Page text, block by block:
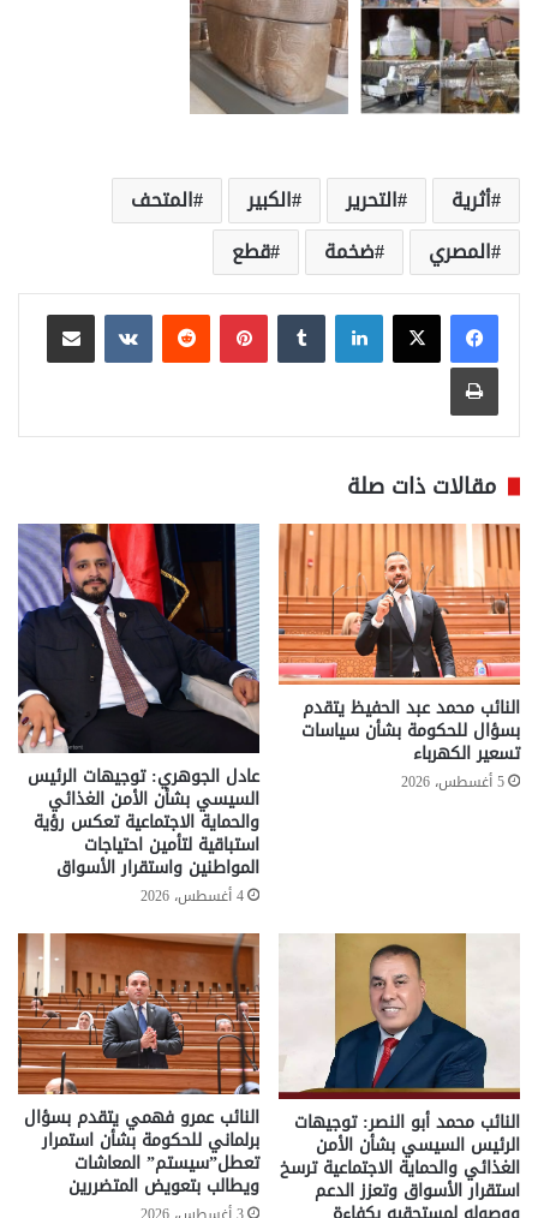
أثرية التحرير الكبير
المتحف
المصري
ضخمة قطع
لينكدإن بينتيريست
مشاركة عبر البريد
طباعة
مقالات ذات صلة
النائب محمد عبد الحفيظ يتقدم
بسؤال للحكومة بشأن سياسات
تسعير الكهرباء
5 أغسطس، 2026 عادل الجوهري: توجيهات الرئيس
السيسي بشأن الأمن الغذائي
والحماية الاجتماعية تعكس رؤية
استباقية لتأمين احتياجات
المواطنين واستقرار الأسواق
4 أغسطس، 2026
النائب محمد أبو النصر: توجيهات
الرئيس السيسي بشأن الأمن
الغذائي والحماية الاجتماعية ترسخ
استقرار الأسواق وتعزز الدعم
النائب عمرو فهمي يتقدم بسؤال
برلماني للحكومة بشأن استمرار
تعطل”سيستم” المعاشات
ويطالب بتعويض المتضررين